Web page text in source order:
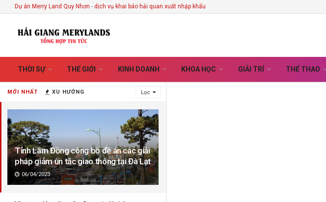
MỚI NHẤT XU HƯỚNG Lọc
Tỉnh Lâm Đồng công bố đề án các giải
pháp giảm ùn tắc giao thông tại Đà Lạt
06/04/2023
Dự án Merry Land Quy Nhơn - dịch vụ khai báo hải quan xuất nhập khẩu
THỜI SỰ THẾ GIỚI KINH DOANH KHOA HỌC GIẢI TRÍ THỂ THAO